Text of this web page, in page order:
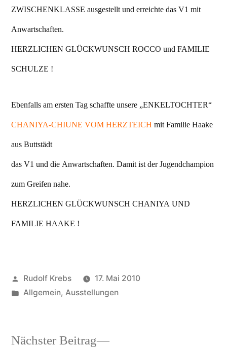
ZWISCHENKLASSE ausgestellt und erreichte das V1 mit
Anwartschaften.
HERZLICHEN GLÜCKWUNSCH ROCCO und FAMILIE
SCHULZE !
Ebenfalls am ersten Tag schaffte unsere „ENKELTOCHTER“
CHANIYA-CHIUNE VOM HERZTEICH mit Familie Haake
aus Buttstädt
das V1 und die Anwartschaften. Damit ist der Jugendchampion
zum Greifen nahe.
HERZLICHEN GLÜCKWUNSCH CHANIYA UND
FAMILIE HAAKE !
Veröffentlicht
von
Rudolf Krebs
17. Mai 2010
Veröffentlicht
Allgemein, Ausstellungen
Nächster Beitrag Nächster